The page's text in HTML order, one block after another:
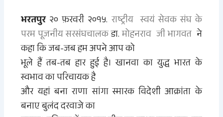
भरतपुर२० फ़रवरी २०१५. राष्ट्रीय स्वयं सेवक संघ के
परम पूजनीय सरसंघचालकडा.मोहनराव जी भागवत ने
कहा कि जब-जब हम अपने आप को
भूले हैं तब-तब हार हुई है। खानवा का युद्ध भारत के
स्वभाव कापरिचायक है
और यहां बना राणा सांगा स्मारक विदेशी आक्रांता के
बनाए बुलंद दरवाजे का